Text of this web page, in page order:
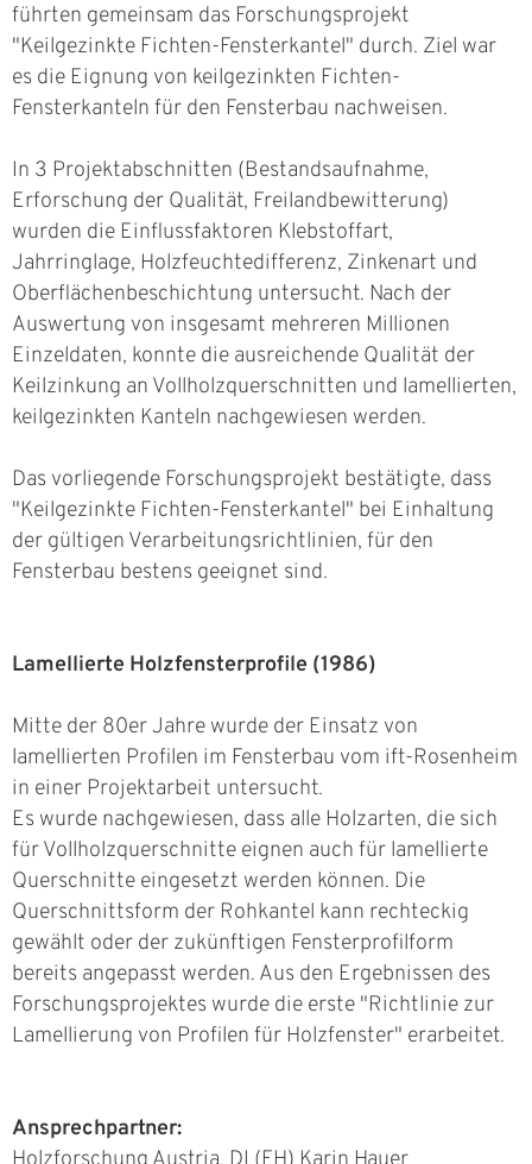
führten gemeinsam das Forschungsprojekt
"Keilgezinkte Fichten-Fensterkantel" durch. Ziel war
es die Eignung von keilgezinkten Fichten-
Fensterkanteln für den Fensterbau nachweisen.
In 3 Projektabschnitten (Bestandsaufnahme,
Erforschung der Qualität, Freilandbewitterung)
wurden die Einflussfaktoren Klebstoffart,
Jahrringlage, Holzfeuchtedifferenz, Zinkenart und
Oberflächenbeschichtung untersucht. Nach der
Auswertung von insgesamt mehreren Millionen
Einzeldaten, konnte die ausreichende Qualität der
Keilzinkung an Vollholzquerschnitten und lamellierten,
keilgezinkten Kanteln nachgewiesen werden.
Das vorliegende Forschungsprojekt bestätigte, dass
"Keilgezinkte Fichten-Fensterkantel" bei Einhaltung
der gültigen Verarbeitungsrichtlinien, für den
Fensterbau bestens geeignet sind.
Lamellierte Holzfensterprofile (1986)
Mitte der 80er Jahre wurde der Einsatz von
lamellierten Profilen im Fensterbau vom ift-Rosenheim
in einer Projektarbeit untersucht.
Es wurde nachgewiesen, dass alle Holzarten, die sich
für Vollholzquerschnitte eignen auch für lamellierte
Querschnitte eingesetzt werden können. Die
Querschnittsform der Rohkantel kann rechteckig
gewählt oder der zukünftigen Fensterprofilform
bereits angepasst werden. Aus den Ergebnissen des
Forschungsprojektes wurde die erste "Richtlinie zur
Lamellierung von Profilen für Holzfenster" erarbeitet.
Ansprechpartner: